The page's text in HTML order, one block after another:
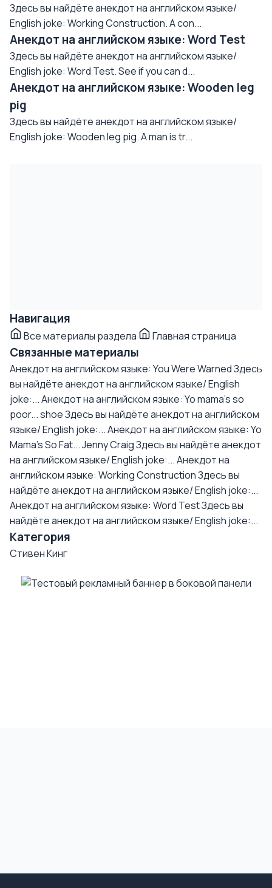
Здесь вы найдёте анекдот на английском языке/
English joke: Working Construction. A con...
Анекдот на английском языке: Word Test
Здесь вы найдёте анекдот на английском языке/
English joke: Word Test. See if you can d...
Анекдот на английском языке: Wooden leg
pig
Здесь вы найдёте анекдот на английском языке/
English joke: Wooden leg pig. A man is tr...
Навигация
Все материалы раздела Главная страница
Связанные материалы
Анекдот на английском языке: You Were WarnedЗдесь
вы найдёте анекдот на английском языке/ English
joke:...Анекдот на английском языке: Yo mama's so
poor... shoeЗдесь вы найдёте анекдот на английском
языке/ English joke:...Анекдот на английском языке: Yo
Mama's So Fat... Jenny CraigЗдесь вы найдёте анекдот
на английском языке/ English joke:...Анекдот на
английском языке: Working ConstructionЗдесь вы
найдёте анекдот на английском языке/ English joke:...
Анекдот на английском языке: Word TestЗдесь вы
найдёте анекдот на английском языке/ English joke:...
Категория
Стивен Кинг